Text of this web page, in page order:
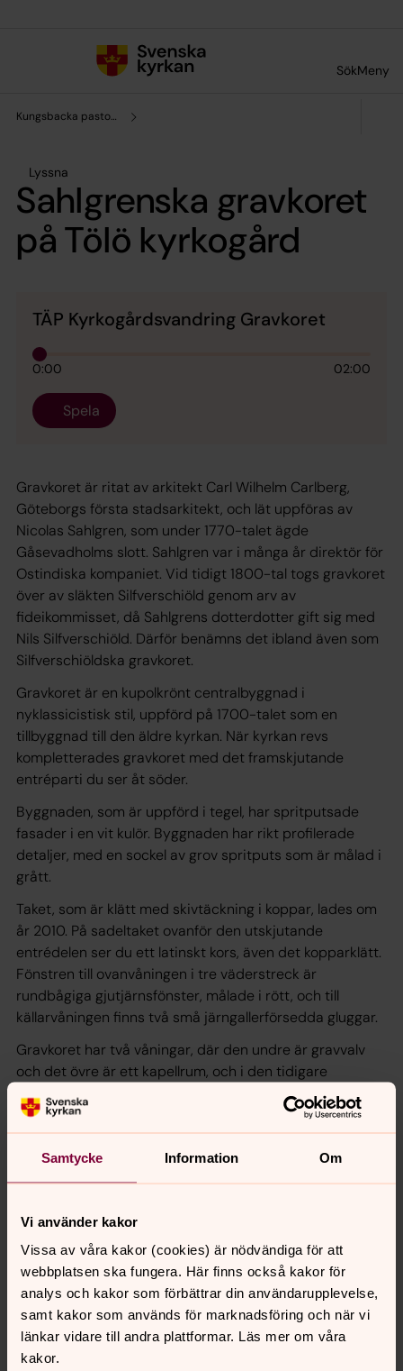
Samtycke Information Om
Vi använder kakor
Vissa av våra kakor (cookies) är nödvändiga för att
webbplatsen ska fungera. Här finns också kakor för
analys och kakor som förbättrar din användarupplevelse,
samt kakor som används för marknadsföring och när vi
länkar vidare till andra plattformar. Läs mer om våra
kakor.
SökMeny
Kungsbacka pastorat
Lyssna
Sahlgrenska gravkoret
på Tölö kyrkogård
TÄP Kyrkogårdsvandring Gravkoret
0:00 02:00
Spela
Gravkoret är ritat av arkitekt Carl Wilhelm Carlberg,
Göteborgs första stadsarkitekt, och lät uppföras av
Nicolas Sahlgren, som under 1770-talet ägde
Gåsevadholms slott. Sahlgren var i många år direktör för
Ostindiska kompaniet. Vid tidigt 1800-tal togs gravkoret
över av släkten Silfverschiöld genom arv av
fideikommisset, då Sahlgrens dotterdotter gift sig med
Nils Silfverschiöld. Därför benämns det ibland även som
Silfverschiöldska gravkoret.
Gravkoret är en kupolkrönt centralbyggnad i
nyklassicistisk stil, uppförd på 1700-talet som en
tillbyggnad till den äldre kyrkan. När kyrkan revs
kompletterades gravkoret med det framskjutande
entréparti du ser åt söder.
Byggnaden, som är uppförd i tegel, har spritputsade
fasader i en vit kulör. Byggnaden har rikt profilerade
detaljer, med en sockel av grov spritputs som är målad i
grått.
Taket, som är klätt med skivtäckning i koppar, lades om
år 2010. På sadeltaket ovanför den utskjutande
entrédelen ser du ett latinskt kors, även det kopparklätt.
Fönstren till ovanvåningen i tre väderstreck är
rundbågiga gjutjärnsfönster, målade i rött, och till
källarvåningen finns två små järngallerförsedda gluggar.
Gravkoret har två våningar, där den undre är gravvalv
och det övre är ett kapellrum, och i den tidigare
kyrkobyggnaden stod kapellrummet i förbindelse med
kyrkorummet. I byggnaden finns ett 20-tal kistor, och
mitt i rummet på andra våningen finns en skulptur
föreställande ”Dödens ängel”. Den är sannolikt
skulpterad av Johan Tobias Sergels lärljunge Johan
fideikommissaktiebolag. För underhåll av det
Sahlgrenska gravkoret ansvarar Koberg &
Gåsevadholms godsförvaltning.